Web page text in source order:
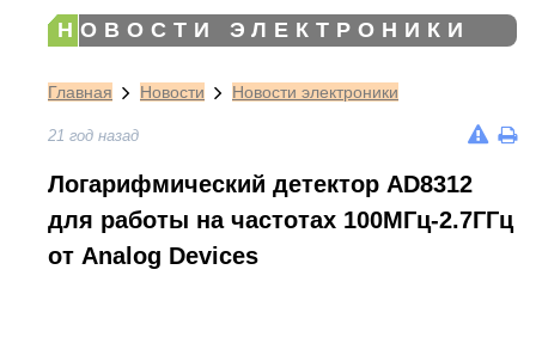
НОВОСТИ ЭЛЕКТРОНИКИ
Главная Новости Новости электроники
21 год назад
Логарифмический детектор AD8312
для работы на частотах 100МГц-2.7ГГц
от Analog Devices